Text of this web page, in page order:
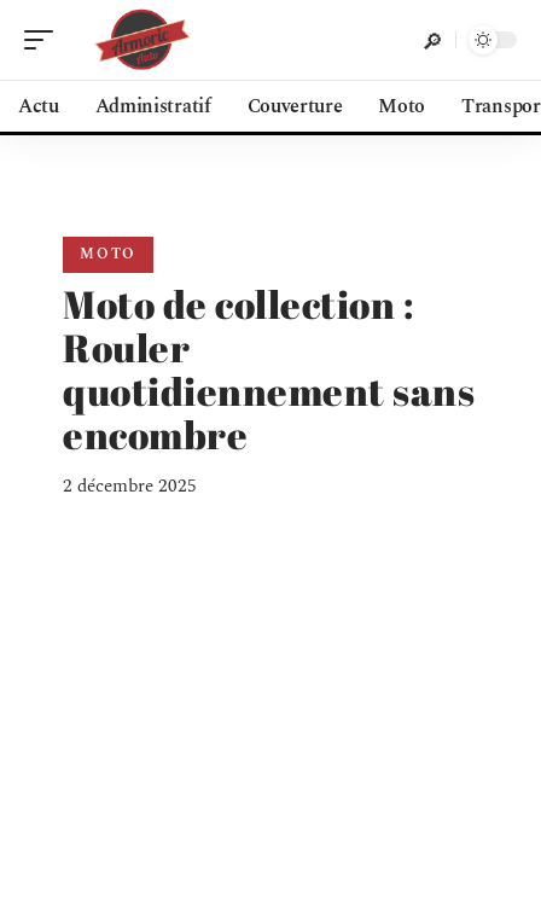
Actu Administratif Couverture Moto
MOTO
Moto de collection :
Rouler
quotidiennement sans
encombre
2 décembre 2025